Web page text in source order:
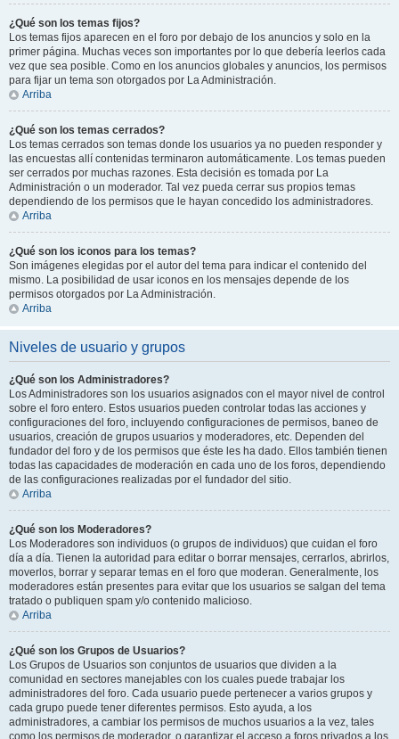
¿Qué son los temas fijos?
Los temas fijos aparecen en el foro por debajo de los anuncios y solo en la
primer página. Muchas veces son importantes por lo que debería leerlos cada
vez que sea posible. Como en los anuncios globales y anuncios, los permisos
para fijar un tema son otorgados por La Administración.
Arriba
¿Qué son los temas cerrados?
Los temas cerrados son temas donde los usuarios ya no pueden responder y
las encuestas allí contenidas terminaron automáticamente. Los temas pueden
ser cerrados por muchas razones. Esta decisión es tomada por La
Administración o un moderador. Tal vez pueda cerrar sus propios temas
dependiendo de los permisos que le hayan concedido los administradores.
Arriba
¿Qué son los iconos para los temas?
Son imágenes elegidas por el autor del tema para indicar el contenido del
mismo. La posibilidad de usar iconos en los mensajes depende de los
permisos otorgados por La Administración.
Arriba
Niveles de usuario y grupos
¿Qué son los Administradores?
Los Administradores son los usuarios asignados con el mayor nivel de control
sobre el foro entero. Estos usuarios pueden controlar todas las acciones y
configuraciones del foro, incluyendo configuraciones de permisos, baneo de
usuarios, creación de grupos usuarios y moderadores, etc. Dependen del
fundador del foro y de los permisos que éste les ha dado. Ellos también tienen
todas las capacidades de moderación en cada uno de los foros, dependiendo
de las configuraciones realizadas por el fundador del sitio.
Arriba
¿Qué son los Moderadores?
Los Moderadores son individuos (o grupos de individuos) que cuidan el foro
día a día. Tienen la autoridad para editar o borrar mensajes, cerrarlos, abrirlos,
moverlos, borrar y separar temas en el foro que moderan. Generalmente, los
moderadores están presentes para evitar que los usuarios se salgan del tema
tratado o publiquen spam y/o contenido malicioso.
Arriba
¿Qué son los Grupos de Usuarios?
Los Grupos de Usuarios son conjuntos de usuarios que dividen a la
comunidad en sectores manejables con los cuales puede trabajar los
administradores del foro. Cada usuario puede pertenecer a varios grupos y
cada grupo puede tener diferentes permisos. Esto ayuda, a los
administradores, a cambiar los permisos de muchos usuarios a la vez, tales
como los permisos de moderador, o garantizar el acceso a foros privados a los